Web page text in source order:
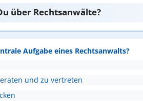
über Rechtsanwälte?
Aufgabe eines Rechtsanwalts?
und zu vertreten